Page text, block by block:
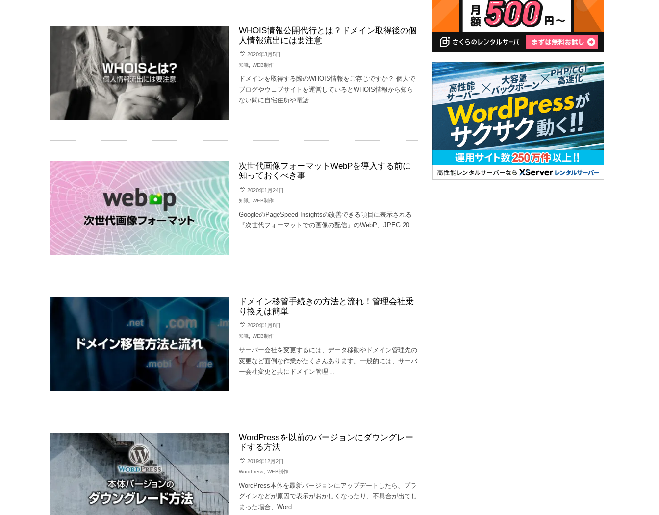
WHOIS情報公開代行とは？ドメイン取得後の個
人情報流出には要注意
2020年3月5日
知識, WEB制作
ドメインを取得する際のWHOIS情報をご存じですか？ 個人で
ブログやウェブサイトを運営しているとWHOIS情報から知ら
ない間に自宅住所や電話…
次世代画像フォーマットWebPを導入する前に
知っておくべき事
2020年1月24日
知識 WEB制作
GoogleのPageSpeed Insightsの改善できる項目に表示される
『次世代フォーマットでの画像の配信』のWebP、JPEG 20…
ドメイン移管手続きの方法と流れ！管理会社乗
り換えは簡単
2020年1月8日
知識, WEB制作
サーバー会社を変更するには、データ移動やドメイン管理先の
変更など面倒な作業がたくさんあります。一般的には、サーバ
ー会社変更と共にドメイン管理…
WordPressを以前のバージョンにダウングレー
ドする方法
2019年12月2日
WordPress, WEB制作
WordPress本体を最新バージョンにアップデートしたら、プラ
グインなどが原因で表示がおかしくなったり、不具合が出てし
まった場合、Word…